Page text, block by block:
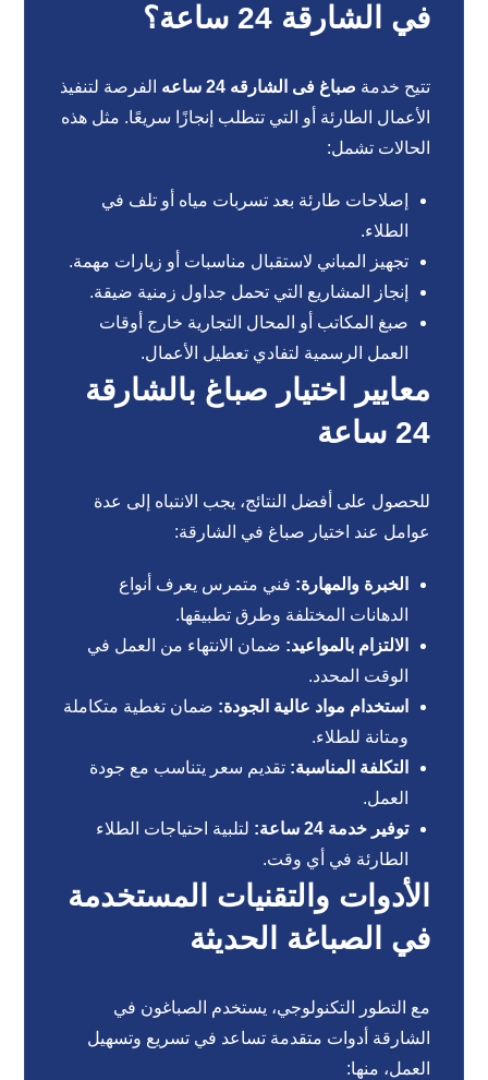
في الشارقة 24 ساعة؟
تتيح خدمة صباغ فى الشارقه 24 ساعه
الفرصة لتنفيذ
الأعمال الطارئة أو التي تتطلب إنجازًا سريعًا. مثل هذه
الحالات تشمل:
إصلاحات طارئة بعد تسربات مياه أو تلف في
الطلاء.
تجهيز المباني لاستقبال مناسبات أو زيارات مهمة.
إنجاز المشاريع التي تحمل جداول زمنية ضيقة.
صبغ المكاتب أو المحال التجارية خارج أوقات
العمل الرسمية لتفادي تعطيل الأعمال.
معايير اختيار صباغ بالشارقة
24 ساعة
للحصول على أفضل النتائج، يجب الانتباه إلى عدة
عوامل عند اختيار صباغ في الشارقة:
الخبرة والمهارة: فني متمرس يعرف أنواع
الدهانات المختلفة وطرق تطبيقها.
الالتزام بالمواعيد: ضمان الانتهاء من العمل في
الوقت المحدد.
استخدام مواد عالية الجودة: ضمان تغطية متكاملة
ومتانة للطلاء.
التكلفة المناسبة: تقديم سعر يتناسب مع جودة
العمل.
توفير خدمة 24 ساعة:
لتلبية احتياجات الطلاء
الطارئة في أي وقت.
الأدوات والتقنيات المستخدمة
في الصباغة الحديثة
مع التطور التكنولوجي، يستخدم الصباغون في
الشارقة أدوات متقدمة تساعد في تسريع وتسهيل
العمل، منها: